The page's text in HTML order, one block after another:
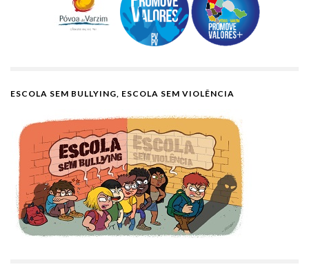
ESCOLA SEM BULLYING, ESCOLA SEM VIOLÊNCIA